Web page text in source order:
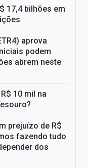
17,4 bilhões em
aprova
podem
abrem neste
10 mil na
prejuízo de R$
fazendo tudo
dos